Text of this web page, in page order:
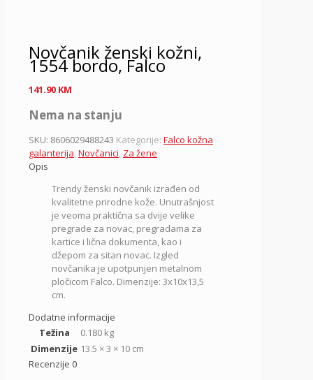
Novčanik ženski kožni,
1554 bordo, Falco
141.90 KM
Nema na stanju
SKU: 8606029488243 Kategorije: Falco kožna
galanterija,Novčanici, Za žene
Opis
Trendy ženski novčanik izrađen od
kvalitetne prirodne kože. Unutrašnjost
je veoma praktična sa dvije velike
pregrade za novac, pregradama za
kartice i lična dokumenta, kao i
džepom za sitan novac. Izgled
novčanika je upotpunjen metalnom
pločicom Falco. Dimenzije: 3x10x13,5
cm.
Dodatne informacije
Težina
0.180 kg
Dimenzije 13.5 × 3 × 10 cm
Recenzije 0